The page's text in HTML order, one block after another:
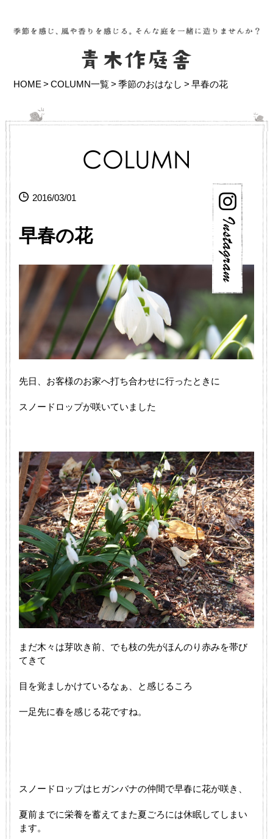
HOME COLUMN一覧 季節のおはなし 早春の花
2016/03/01
早春の花
先日、お客様のお家へ打ち合わせに行ったときに
スノードロップが咲いていました
まだ木々は芽吹き前、でも枝の先がほんのり赤みを帯び
てきて
目を覚ましかけているなぁ、と感じるころ
一足先に春を感じる花ですね。
スノードロップはヒガンバナの仲間で早春に花が咲き、
夏前までに栄養を蓄えてまた夏ごろには休眠してしまい
ます。